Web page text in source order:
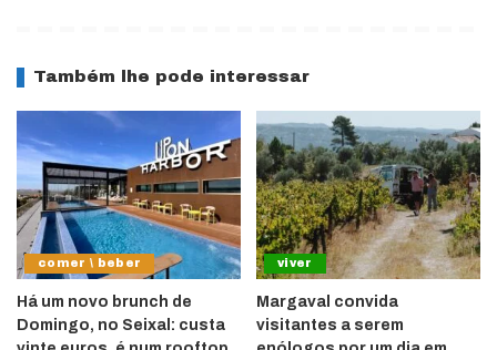
Também lhe pode interessar
comer \ beber
Há um novo brunch de
Domingo, no Seixal: custa
viver
Margaval convida
visitantes a serem